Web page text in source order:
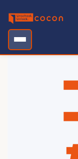
content